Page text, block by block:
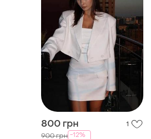
800 грн 1
900 грн -12%